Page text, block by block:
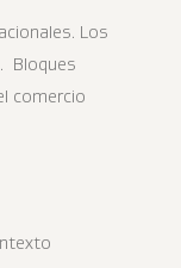
Los
Bloques
comercio